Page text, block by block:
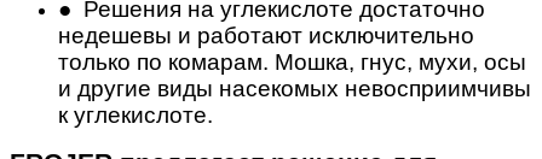
● Решения на углекислоте достаточно
недешевы и работают исключительно
только по комарам. Мошка, гнус, мухи, осы
и другие виды насекомых невосприимчивы
к углекислоте.